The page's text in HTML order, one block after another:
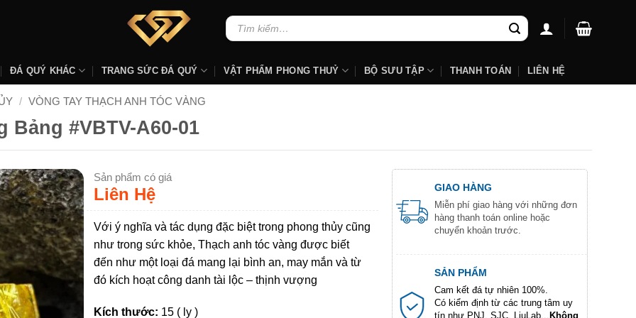
Tìm
kiếm:
ĐÁ QUÝ KHÁC TRANG SỨC ĐÁ QUÝ VẬT PHẨM PHONG THUỶ BỘ SƯU TẬP THANH TOÁN LIÊN HỆ
/ VÒNG TAY THẠCH ANH TÓC VÀNG
Bảng #VBTV-A60-01
Sản phẩm có giá
Liên Hệ
Với ý nghĩa và tác dụng đặc biệt trong phong thủy cũng
như trong sức khỏe, Thạch anh tóc vàng được biết
đến như một loại đá mang lại bình an, may mắn và từ
đó kích hoạt công danh tài lộc – thịnh vượng
Kích thước: 15 ( ly )
GIAO HÀNG
Miễn phí giao hàng với những đơn
hàng thanh toán online hoặc
chuyển khoản trước.
SẢN PHẨM
Cam kết đá tự nhiên 100%.
Có kiểm định từ các trung tâm uy
tín như PNJ, SJC, LiuLab...
Không